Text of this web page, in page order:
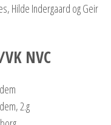
Hilde Indergaard og Geir
NVC
2.g